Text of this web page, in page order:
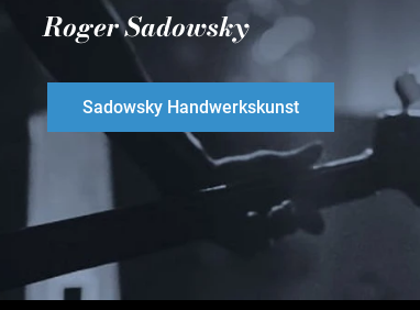
Roger Sadowsky
Sadowsky Handwerkskunst